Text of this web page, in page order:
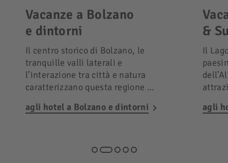
Vacanze a Bolzano
e dintorni
Il centro storico di Bolzano, le
tranquille valli laterali e
l’interazione tra città e natura
caratterizzano questa regione …
agli hotel a Bolzano e dintorni
&
Il
agli